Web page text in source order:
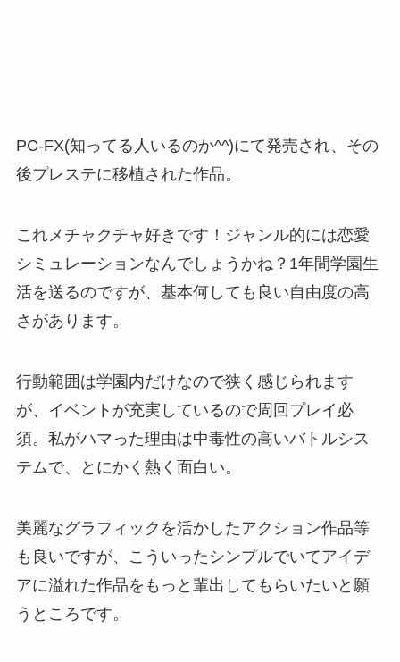
PC-FX(知ってる人いるのか^^)にて発売され、その
後プレステに移植された作品。
これメチャクチャ好きです！ジャンル的には恋愛
シミュレーションなんでしょうかね？1年間学園生
活を送るのですが、基本何しても良い自由度の高
さがあります。
行動範囲は学園内だけなので狭く感じられます
が、イベントが充実しているので周回プレイ必
須。私がハマった理由は中毒性の高いバトルシス
テムで、とにかく熱く面白い。
美麗なグラフィックを活かしたアクション作品等
も良いですが、こういったシンプルでいてアイデ
アに溢れた作品をもっと輩出してもらいたいと願
うところです。